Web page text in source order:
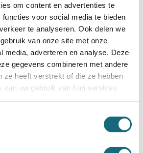
om content en advertenties te
functies voor social media te bieden
te analyseren. Ook delen we
van onze site met onze
media, adverteren en analyse. Deze
gegevens combineren met andere
ze heeft verstrekt of die ze hebben
van uw gebruik van hun services.
Certificaten
Opties